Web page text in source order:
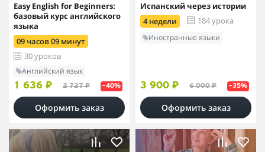
Easy English for Beginners:
базовый курс английского
языка
09 часов 09 минут
30 уроков
Английский язык
1 636 ₽ 2 727 ₽ –40%
Оформить заказ
Испанский через истории
4 недели
184 урока
Иностранные языки
3 900 ₽ 6 000 ₽ –35%
Оформить заказ